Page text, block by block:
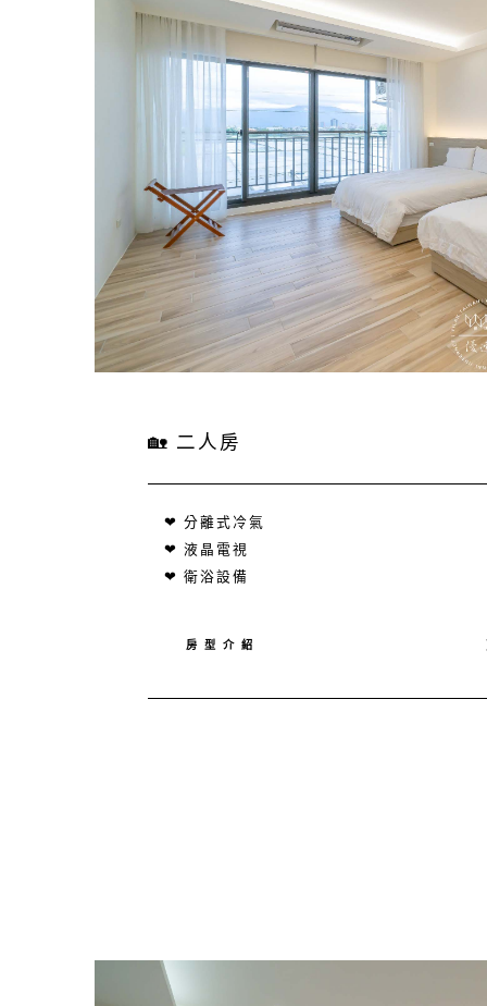
🏡 二人房
❤ 分離式冷氣
❤ 液晶電視
❤ 衛浴設備
房 型 介 紹